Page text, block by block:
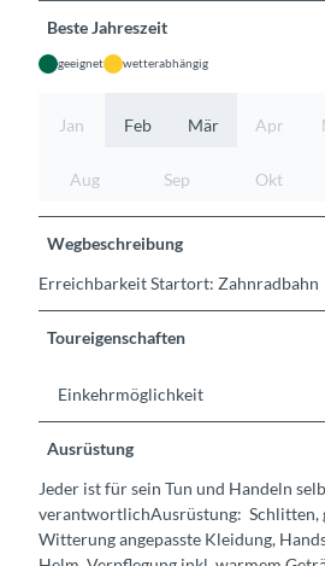
Beste Jahreszeit
geeignet wetterabhängig
Jan Feb Mär Apr
Aug Sep Okt
Wegbeschreibung
Erreichbarkeit Startort: Zahnradbahn
Toureigenschaften
Einkehrmöglichkeit
Ausrüstung
Jeder ist für sein Tun und Handeln
verantwortlichAusrüstung: Schlitten,
Witterung angepasste Kleidung,